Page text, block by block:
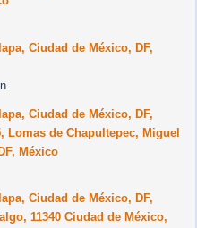
Ciudad de México, DF,
Ciudad de México, DF,
Lomas de Chapultepec, Miguel
México
Ciudad de México, DF,
11340 Ciudad de México,